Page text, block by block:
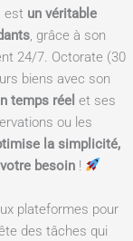
est un véritable
, grâce à son
24/7. Octorate (30
biens avec son
temps réel et ses
ou les
la simplicité,
besoin !
plateformes pour
des tâches qui